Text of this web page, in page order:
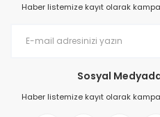
Haber listemize kayıt olarak
Sosyal
Haber listemize kayıt olarak